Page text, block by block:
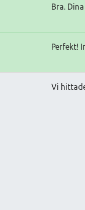
Bra.
Perfekt!
Vi